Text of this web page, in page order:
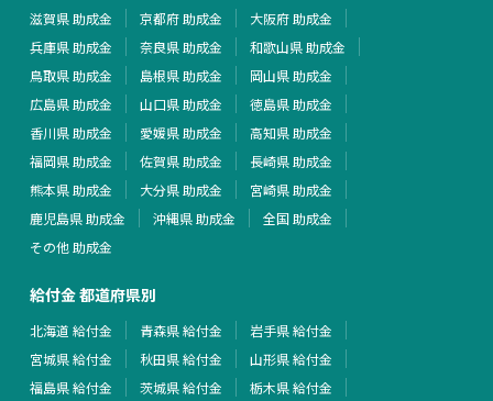
滋賀県 助成金
京都府 助成金
大阪府 助成金
兵庫県 助成金
奈良県 助成金
和歌山県 助成金
鳥取県 助成金
島根県 助成金
岡山県 助成金
広島県 助成金
山口県 助成金
徳島県 助成金
香川県 助成金
愛媛県 助成金
高知県 助成金
福岡県 助成金
佐賀県 助成金
長崎県 助成金
熊本県 助成金
大分県 助成金
宮崎県 助成金
鹿児島県 助成金
沖縄県 助成金
全国 助成金
その他 助成金
給付金 都道府県別
北海道 給付金 青森県 給付金
岩手県 給付金
宮城県 給付金
秋田県 給付金
山形県 給付金
福島県 給付金
茨城県 給付金
栃木県 給付金